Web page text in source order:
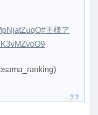
#王様ア